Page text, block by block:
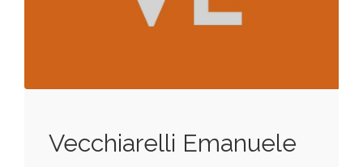
Vecchiarelli Emanuele